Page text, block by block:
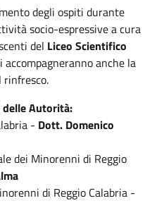
degli ospiti durante
socio-espressive a cura
del Liceo Scientifico
accompagneranno anche la
rinfresco.
Autorità:
- Dott. Domenico
dei Minorenni di Reggio
di Reggio Calabria -